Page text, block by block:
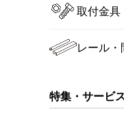
取付金具
レール
特集・サービ